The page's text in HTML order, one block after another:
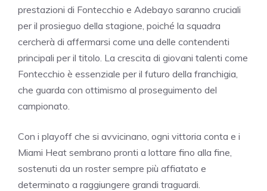
prestazioni di Fontecchio e Adebayo saranno cruciali
per il prosieguo della stagione, poiché la squadra
cercherà di affermarsi come una delle contendenti
principali per il titolo. La crescita di giovani talenti come
Fontecchio è essenziale per il futuro della franchigia,
che guarda con ottimismo al proseguimento del
campionato.
Con i playoff che si avvicinano, ogni vittoria conta e i
Miami Heat sembrano pronti a lottare fino alla fine,
sostenuti da un roster sempre più affiatato e
determinato a raggiungere grandi traguardi.